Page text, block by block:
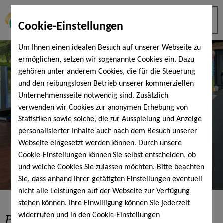
Cookie-Einstellungen
Um Ihnen einen idealen Besuch auf unserer Webseite zu
ermöglichen, setzen wir sogenannte Cookies ein. Dazu
gehören unter anderem Cookies, die für die Steuerung
und den reibungslosen Betrieb unserer kommerziellen
Unternehmensseite notwendig sind. Zusätzlich
verwenden wir Cookies zur anonymen Erhebung von
Statistiken sowie solche, die zur Ausspielung und Anzeige
personalisierter Inhalte auch nach dem Besuch unserer
Webseite eingesetzt werden können. Durch unsere
Cookie-Einstellungen können Sie selbst entscheiden, ob
und welche Cookies Sie zulassen möchten. Bitte beachten
Sie, dass anhand Ihrer getätigten Einstellungen eventuell
nicht alle Leistungen auf der Webseite zur Verfügung
stehen können. Ihre Einwilligung können Sie jederzeit
widerrufen und in den Cookie-Einstellungen
Powerspine Therapieby Dr. Alfen